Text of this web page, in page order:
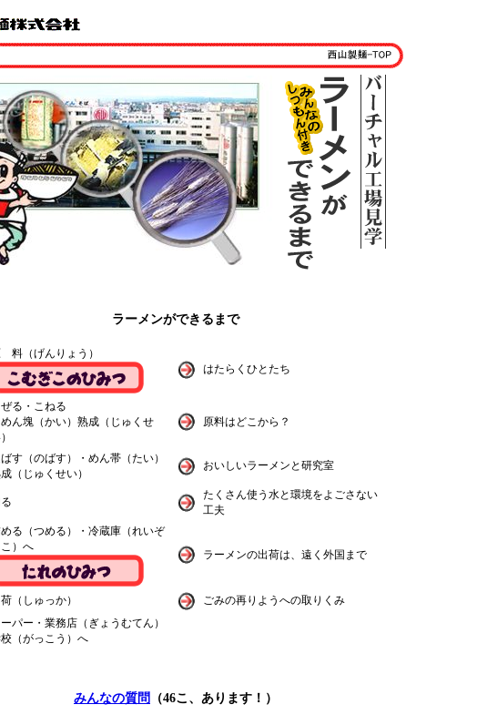
ラーメンができるまで
料（げんりょう）
はたらくひとたち
ぜる・こねる
めん塊（かい）熟成（じゅくせ
原料はどこから？
す（のばす）・めん帯（たい）
（じゅくせい）
おいしいラーメンと研究室
たくさん使う水と環境をよごさない
工夫
る（つめる）・冷蔵庫（れいぞ
こ）へ
ラーメンの出荷は、遠く外国まで
（しゅっか）
ごみの再りようへの取りくみ
パー・業務店（ぎょうむてん）
（がっこう）へ
みんなの質問 （46こ、あります！）